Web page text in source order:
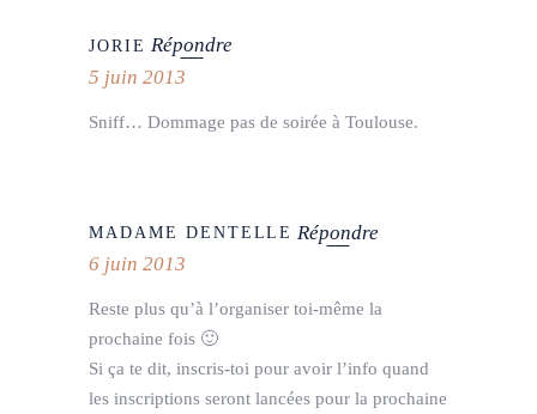
JORIE Répondre
5 juin 2013
Sniff… Dommage pas de soirée à Toulouse.
MADAME DENTELLE Répondre
6 juin 2013
Reste plus qu’à l’organiser toi-même la
prochaine fois 🙂
Si ça te dit, inscris-toi pour avoir l’info quand
les inscriptions seront lancées pour la prochaine